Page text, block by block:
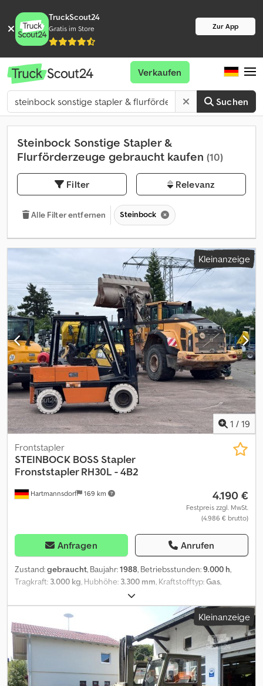
TruckScout24
Gratis im Store Zur App
Suchen
Verkaufen
Steinbock Sonstige Stapler &
Flurförderzeuge gebraucht kaufen (10)
Filter Relevanz
Alle Filter entfernen Steinbock
Kleinanzeige
1 / 19
Hartmannsdorf 169 km
Frontstapler
STEINBOCK BOSS Stapler
Fronststapler RH30L - 4B2
4.190 €
Festpreis zzgl. MwSt.
(4.986 € brutto)
Anfragen Anrufen
Zustand:gebraucht, Baujahr:1988, Betriebsstunden:9.000 h,
Tragkraft: 3.000 kg, Hubhöhe: 3.300 mm, Kraftstofftyp:Gas,
Kabine, Kopfschutz, * Steinbock BOSS Stapler RH
30L / 4B-2 * Baujahr: 1988 * sehr guter Zustand * gepflegt *
Tragfähigkeit: 3000kg * Leergewicht: 4500 kg * Gasstapler *
sofort einsatzbereit * Motorhersteller: Ford Dcsdjzd Iaqjpfx Adqjk
* Lastschwerpunkt: 500mm * lange Gabeln Wir nehmen sehr
gerne nach einer technischen und optischen Prüfung Ihre
Gebrauchtmaschine in Zahlung. Irrtümer, Eingabefehler und
Zwischenverkauf vorbehalten
Kleinanzeige